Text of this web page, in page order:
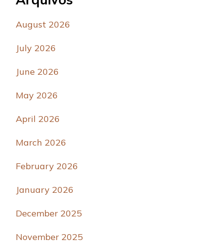
August 2026
July 2026
June 2026
May 2026
April 2026
March 2026
February 2026
January 2026
December 2025
November 2025